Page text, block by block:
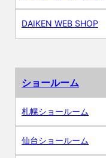
DAIKEN WEB SHOP
ショールーム
札幌ショールーム
仙台ショールーム